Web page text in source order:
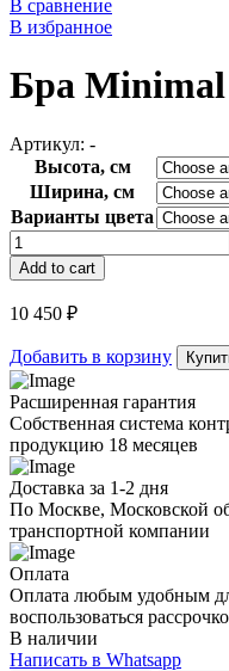
В сравнение
В избранное
Бра Minimal
Артикул: -
Высота, см
Ширина, см
Варианты цвета
Бра
Minimal
Line
Aside
quantity
Add to cart
10 450 ₽
Добавить в корзину
Расширенная гарантия
Собственная система
продукцию 18 месяцев
Доставка за 1-2 дня
По Москве, Московской
транспортной компании
Оплата
Оплата любым удобным
воспользоваться
В наличии
Написать в Whatsapp